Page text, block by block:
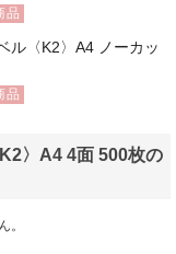
品
ル〈K2〉A4 ノーカッ
品
〉A4 4面 500枚の
。